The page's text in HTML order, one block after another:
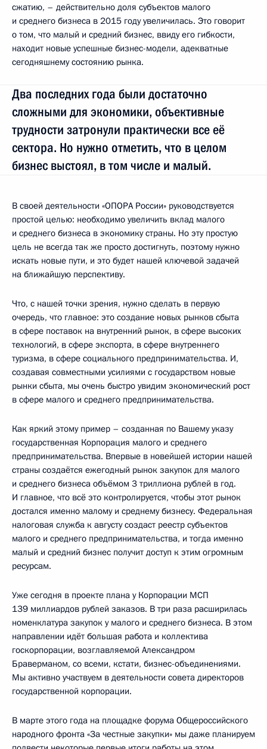
сжатию, – действительно доля субъектов малого
и среднего бизнеса в 2015 году увеличилась. Это говорит
о том, что малый и средний бизнес, ввиду его гибкости,
находит новые успешные бизнес-модели, адекватные
сегодняшнему состоянию рынка.
Два последних года были достаточно
сложными для экономики, объективные
трудности затронули практически все её
сектора. Но нужно отметить, что в целом
бизнес выстоял, в том числе и малый.
В своей деятельности «ОПОРА России» руководствуется
простой целью: необходимо увеличить вклад малого
и среднего бизнеса в экономику страны. Но эту простую
цель не всегда так же просто достигнуть, поэтому нужно
искать новые пути, и это будет нашей ключевой задачей
на ближайшую перспективу.
Что, с нашей точки зрения, нужно сделать в первую
очередь, что главное: это создание новых рынков сбыта
в сфере поставок на внутренний рынок, в сфере высоких
технологий, в сфере экспорта, в сфере внутреннего
туризма, в сфере социального предпринимательства. И,
создавая совместными усилиями с государством новые
рынки сбыта, мы очень быстро увидим экономический рост
в сфере малого и среднего предпринимательства.
Как яркий этому пример – созданная по Вашему указу
государственная Корпорация малого и среднего
предпринимательства. Впервые в новейшей истории нашей
страны создаётся ежегодный рынок закупок для малого
и среднего бизнеса объёмом 3 триллиона рублей в год.
И главное, что всё это контролируется, чтобы этот рынок
достался именно малому и среднему бизнесу. Федеральная
налоговая служба к августу создаст реестр субъектов
малого и среднего предпринимательства, и тогда именно
малый и средний бизнес получит доступ к этим огромным
ресурсам.
Уже сегодня в проекте плана у Корпорации МСП
139 миллиардов рублей заказов. В три раза расширилась
номенклатура закупок у малого и среднего бизнеса. В этом
направлении идёт большая работа и коллектива
госкорпорации, возглавляемой Александром
Браверманом, со всеми, кстати, бизнес-объединениями.
Мы активно участвуем в деятельности совета директоров
государственной корпорации.
В марте этого года на площадке форума Общероссийского
народного фронта «За честные закупки» мы даже планируем